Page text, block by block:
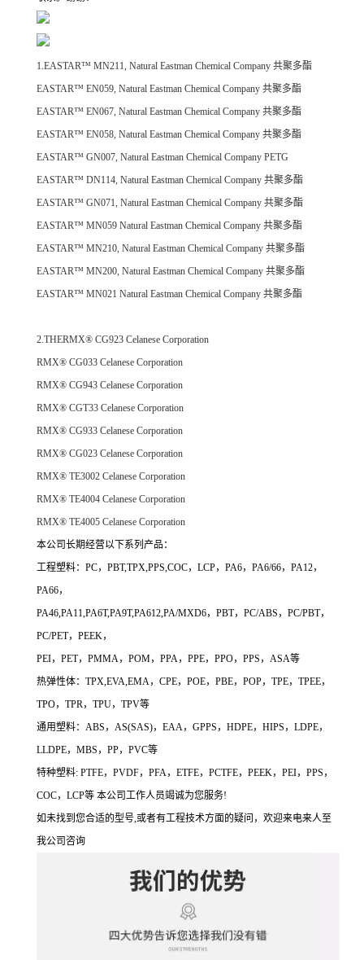
1.EASTAR™ MN211, Natural Eastman Chemical Company 共聚多酯
EASTAR™ EN059, Natural Eastman Chemical Company 共聚多酯
EASTAR™ EN067, Natural Eastman Chemical Company 共聚多酯
EASTAR™ EN058, Natural Eastman Chemical Company 共聚多酯
EASTAR™ GN007, Natural Eastman Chemical Company PETG
EASTAR™ DN114, Natural Eastman Chemical Company 共聚多酯
EASTAR™ GN071, Natural Eastman Chemical Company 共聚多酯
EASTAR™ MN059 Natural Eastman Chemical Company 共聚多酯
EASTAR™ MN210, Natural Eastman Chemical Company 共聚多酯
EASTAR™ MN200, Natural Eastman Chemical Company 共聚多酯
EASTAR™ MN021 Natural Eastman Chemical Company 共聚多酯
2.THERMX® CG923 Celanese Corporation
RMX® CG033 Celanese Corporation
RMX® CG943 Celanese Corporation
RMX® CGT33 Celanese Corporation
RMX® CG933 Celanese Corporation
RMX® CG023 Celanese Corporation
RMX® TE3002 Celanese Corporation
RMX® TE4004 Celanese Corporation
RMX® TE4005 Celanese Corporation
本公司长期经营以下系列产品：
工程塑料：PC，PBT,TPX,PPS,COC，LCP，PA6，PA6/66，PA12，
PA66，
PA46,PA11,PA6T,PA9T,PA612,PA/MXD6，PBT，PC/ABS，PC/PBT，
PC/PET，PEEK，
PEI，PET，PMMA，POM，PPA，PPE，PPO，PPS，ASA等
热弹性体：TPX,EVA,EMA，CPE，POE，PBE，POP，TPE，TPEE，
TPO，TPR，TPU，TPV等
通用塑料：ABS，AS(SAS)，EAA，GPPS，HDPE，HIPS，LDPE，
LLDPE，MBS，PP，PVC等
特种塑料: PTFE，PVDF，PFA，ETFE，PCTFE，PEEK，PEI，PPS，
COC，LCP等 本公司工作人员竭诚为您服务!
如未找到您合适的型号,或者有工程技术方面的疑问，欢迎来电来人至
我公司咨询